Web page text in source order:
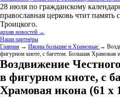
28 июля по гражданскому
православная церковь чтит
Троицкого.
архив новостей →
Наши партнёры
Главная → Иконы большие и Храмовые →
фигурном киоте, с багетом. Большая Храмовая
Воздвижение
в фигурном киоте, с
Храмовая икона (61 х